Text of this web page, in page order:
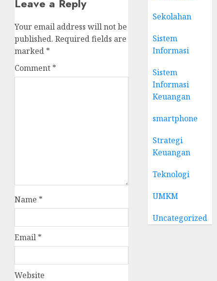
Leave a Reply
Your email address will not be
published. Required fields are
marked *
Comment *
Name *
Email *
Website
Sekolahan
Sistem
Informasi
Sistem
Informasi
Keuangan
smartphone
Strategi
Keuangan
Teknologi
UMKM
Uncategorized